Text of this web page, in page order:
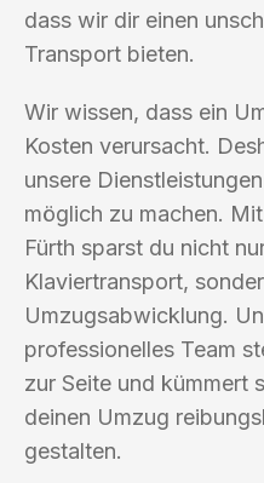
dass wir dir einen
Transport bieten.
Wir wissen, dass ein
Kosten verursacht.
unsere
möglich zu machen.
Fürth sparst du nicht
Klaviertransport,
Umzugsabwicklung.
professionelles Team
zur Seite und kümmert
deinen Umzug
gestalten.